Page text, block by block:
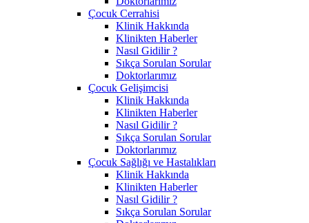
Çocuk Cerrahisi
Klinik Hakkında
Klinikten Haberler
Nasıl Gidilir ?
Sıkça Sorulan Sorular
Doktorlarımız
Çocuk Gelişimcisi
Klinik Hakkında
Klinikten Haberler
Nasıl Gidilir ?
Sıkça Sorulan Sorular
Doktorlarımız
Çocuk Sağlığı ve Hastalıkları
Klinik Hakkında
Klinikten Haberler
Nasıl Gidilir ?
Sıkça Sorulan Sorular